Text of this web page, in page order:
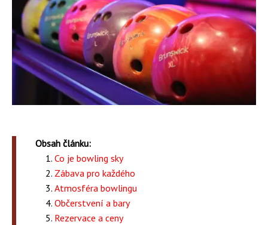
Obsah článku:
Co je bowling sky
Zábava pro každého
Atmosféra bowlingu
Občerstvení a bary
Rezervace a ceny